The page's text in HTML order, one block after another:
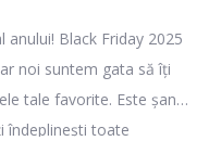
Black Friday 2025
noi suntem gata să îți
tale favorite. Este șansa
îndeplinești toate